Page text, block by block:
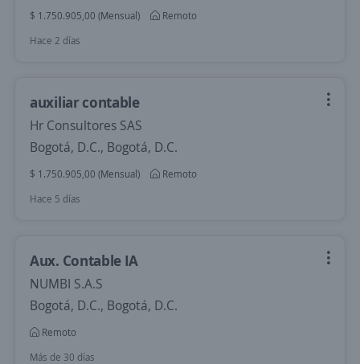
$ 1.750.905,00 (Mensual)
Remoto
Hace 2 días
auxiliar contable
Hr Consultores SAS
Bogotá, D.C., Bogotá, D.C.
$ 1.750.905,00 (Mensual)
Remoto
Hace 5 días
Aux. Contable IA
NUMBI S.A.S
Bogotá, D.C., Bogotá, D.C.
Remoto
Más de 30 días